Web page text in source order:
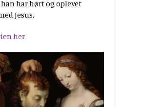
han har hørt og oplevet
Jesus.
her